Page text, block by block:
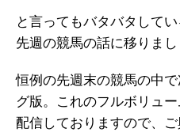
と言ってもバタバタして
先週の競馬の話に移りまし
恒例の先週末の競馬の中
グ版。これのフルボリュ
配信しておりますので、